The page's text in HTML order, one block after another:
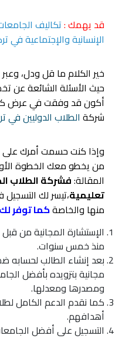
قد يهمك :تكاليف
الإنسانية والإجتماعية في
خير الكلام ما قل ودل،
حيث الأسئلة الشائعة عن
أكون قد وفقت في عرض
شركة الطلاب الدوليين في
وإذا كنت حسمت أمرك
من يخطو معك الخطوة
المقالة:فشركة الطلاب
تعليمية،تيسر لك
منها والخاصةكما توفر
الإستشارة المجانية من
منذ خمس سنوات.
بعد إنشاء الطالب
مجانية بتزويده بأفضل
ومصدرها ومعدلها.
كما نقدم الدعم الكامل
أهدافهم.
التسجيل علىأفضل